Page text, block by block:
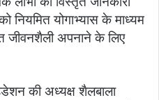
नियमित योगाभ्यास के माध्यम
जीवनशैली अपनाने के लिए
की अध्यक्ष शैलबाला